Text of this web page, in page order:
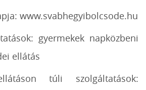
www.svabhegyibolcsode.hu
gyermekek napközbeni
ellátás
túli szolgáltatások: